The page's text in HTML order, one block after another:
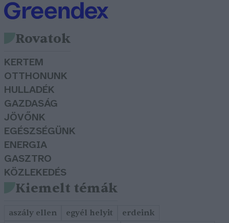
Rovatok
KERTEM
OTTHONUNK
HULLADÉK
GAZDASÁG
JÖVŐNK
EGÉSZSÉGÜNK
ENERGIA
GASZTRO
KÖZLEKEDÉS
Kiemelt témák
aszály ellen egyél helyit erdeink